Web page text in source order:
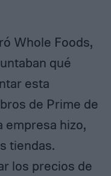
Whole Foods,
qué
esta
de Prime de
empresa hizo,
tiendas.
los precios de